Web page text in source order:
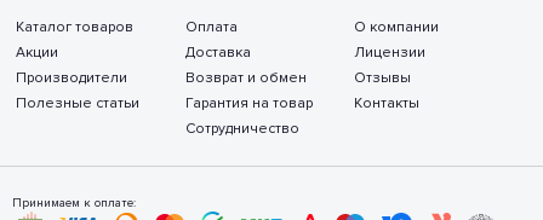
Каталог товаров
Акции
Производители
Полезные статьи
Оплата
Доставка
Возврат и обмен
Гарантия на товар
Сотрудничество
О компании
Лицензии
Отзывы
Контакты
Принимаем к оплате: